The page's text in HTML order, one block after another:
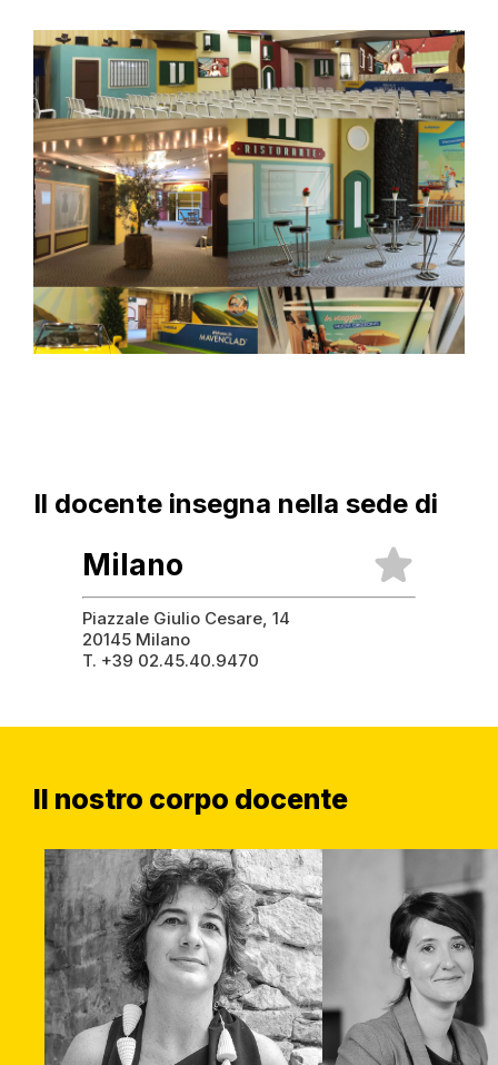
Il docente insegna nella sede di
Milano
Piazzale Giulio Cesare, 14
20145 Milano
T. +39 02.45.40.9470
Il nostro corpo docente